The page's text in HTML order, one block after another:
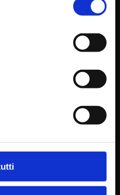
I
DA ESTERNO
ONLINE SUL
STORE!!!
NEL
->